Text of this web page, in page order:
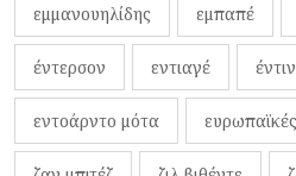
εμμανουηλίδης εμπαπέ
έντερσον εντιαγέ
εντοάρντο μότα